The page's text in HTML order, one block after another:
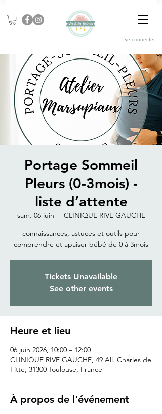
Se connecter
Portage Sommeil
Pleurs (0-3mois) -
liste d’attente
sam. 06 juin
  |
CLINIQUE RIVE GAUCHE
connaissances, astuces et outils pour
comprendre et apaiser bébé de 0 à 3mois
Tickets Unavailable
See other events
Heure et lieu
06 juin 2026, 10:00 – 12:00
CLINIQUE RIVE GAUCHE, 49 All. Charles de
Fitte, 31300 Toulouse, France
À propos de l'événement